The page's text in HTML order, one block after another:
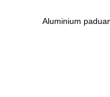
Aluminium